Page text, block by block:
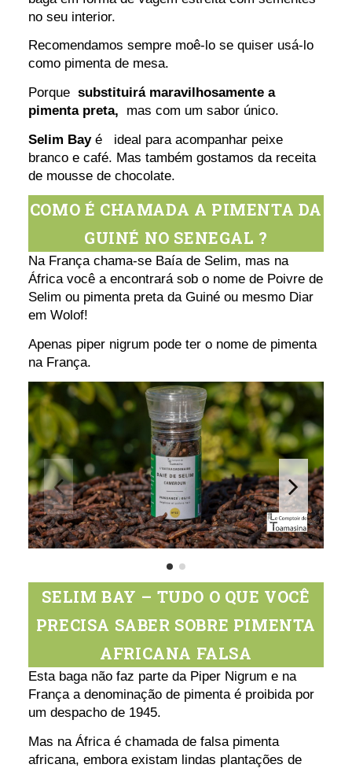
no seu interior.
Recomendamos sempre moê-lo se quiser usá-lo
como pimenta de mesa.
Porquesubstituirá maravilhosamente a
pimenta preta, mas com um sabor único.
Selim Bayé ideal para acompanhar peixe
branco e café. Mas também gostamos da receita
de mousse de chocolate.
COMO É CHAMADA A PIMENTA DA
GUINÉ NO SENEGAL ?
Na França chama-se Baía de Selim, mas na
África você a encontrará sob o nome de Poivre de
Selim ou pimenta preta da Guiné ou mesmo Diar
em Wolof!
Apenas piper nigrum pode ter o nome de pimenta
na França.
SELIM BAY – TUDO O QUE VOCÊ
PRECISA SABER SOBRE PIMENTA
AFRICANA FALSA
Esta baga não faz parte da Piper Nigrum e na
França a denominação de pimenta é proibida por
um despacho de 1945.
Mas na África é chamada de falsa pimenta
africana, embora existam lindas plantações de